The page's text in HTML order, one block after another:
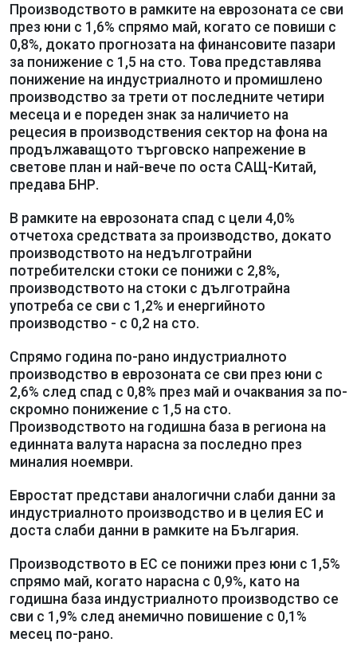
Производството в рамките на еврозоната се сви
през юни с 1,6% спрямо май, когато се повиши с
0,8%, докато прогнозата на финансовите пазари
за понижение с 1,5 на сто. Това представлява
понижение на индустриалното и промишлено
производство за трети от последните четири
месеца и е пореден знак за наличието на
рецесия в производствения сектор на фона на
продължаващото търговско напрежение в
светове план и най-вече по оста САЩ-Китай,
предава БНР.
В рамките на еврозоната спад с цели 4,0%
отчетоха средствата за производство, докато
производството на недълготрайни
потребителски стоки се понижи с 2,8%,
производството на стоки с дълготрайна
употреба се сви с 1,2% и енергийното
производство - с 0,2 на сто.
Спрямо година по-рано индустриалното
производство в еврозоната се сви през юни с
2,6% след спад с 0,8% през май и очаквания за по-
скромно понижение с 1,5 на сто.
Производството на годишна база в региона на
единната валута нарасна за последно през
миналия ноември.
Евростат представи аналогични слаби данни за
индустриалното производство и в целия ЕС и
доста слаби данни в рамките на България.
Производството в ЕС се понижи през юни с 1,5%
спрямо май, когато нарасна с 0,9%, като на
годишна база индустриалното производство се
сви с 1,9% след анемично повишение с 0,1%
месец по-рано.